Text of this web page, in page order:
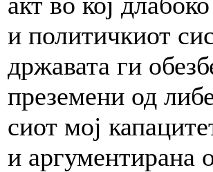
и политичкиот
државата ги
преземени од
сиот мој
и аргументирана